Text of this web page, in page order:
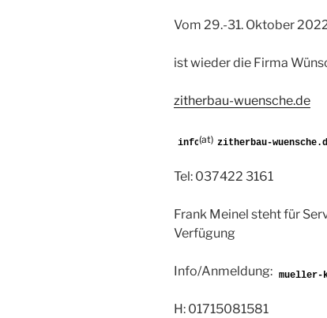
Vom 29.-31. Oktober
ist wieder die Firma
zitherbau-wuensche.de
(at)
Tel: 037422 3161
Frank Meinel steht für
Verfügung
Info/Anmeldung:
H: 01715081581